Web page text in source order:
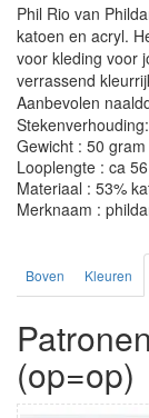
Phil Rio van
katoen en acryl.
voor kleding voor
verrassend
Aanbevolen
Gewicht : 50 gram
Looplengte : ca
Materiaal : 53%
Merknaam :
Boven Kleuren
(op=op)